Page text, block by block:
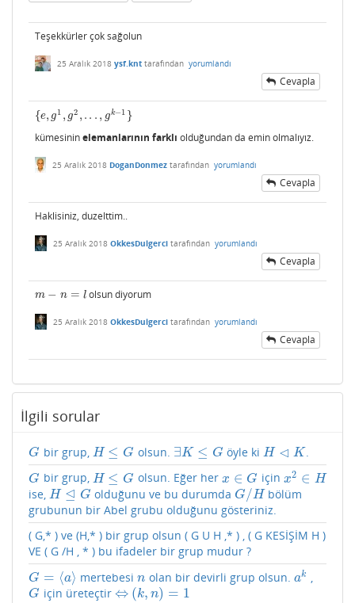
Teşekkürler çok sağolun
25 Aralık 2018 ysf.knt tarafından yorumlandı
Cevapla
{e, g1 , g2 , . . . , gk−1 }
{e,g1,g 2,..., g k − 1 }
kümesininelemanlarının farklı olduğundan da emin olmalıyız.
25 Aralık 2018 DoganDonmez tarafından yorumlandı
Cevapla
Haklisiniz, duzelttim..
25 Aralık 2018 OkkesDulgerci tarafından yorumlandı
Cevapla
m − n = l
m−n= l olsun diyorum
25 Aralık 2018 OkkesDulgerci tarafından yorumlandı
Cevapla
İlgili sorular
G
G bir grup, H ≤ G
H≤ G olsun. ∃K ≤ G
∃K≤ G öyle ki H ⊲ K
H⊲K .
G
G bir grup, H ≤ G
H≤ G olsun. Eğer her x ∈ G
x∈G için x2 ∈ H
x2∈H
ise, H ⊴ G
H⊴G olduğunu ve bu durumda G/H
G/H
bölüm
grubunun bir Abel grubu olduğunu gösteriniz.
( G,* ) ve (H,* ) bir grup olsun ( G U H ,* ) , ( G KESİŞİM H )
VE ( G /H , * ) bu ifadeler bir grup mudur ?
G = ⟨a⟩
G= ⟨a⟩ mertebesin
n olan bir devirli grup olsun. ak
ak ,
G
G için üreteçtir ⇔ (k, n) = 1
⇔( k,n)=1